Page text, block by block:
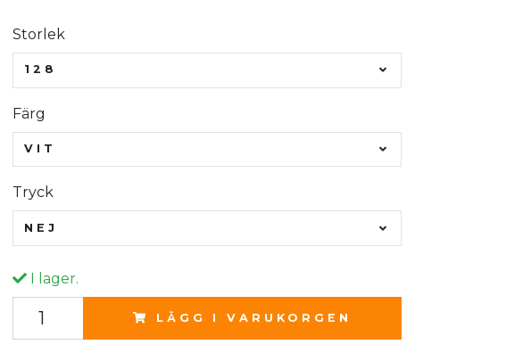
Storlek
128
Färg
VIT
Tryck
NEJ
I lager.
LÄGG I VARUKORGEN